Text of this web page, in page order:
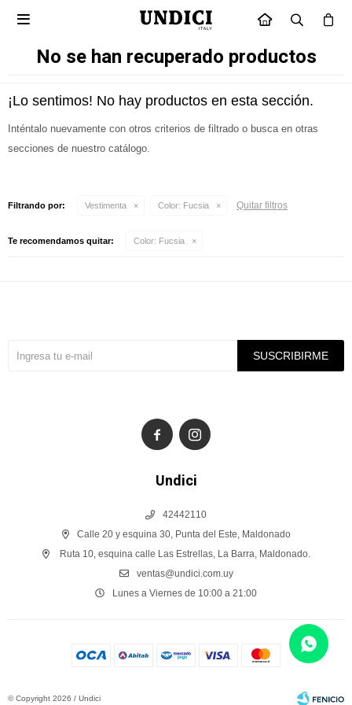
INICIO

No se han recuperado productos
¡Lo sentimos! No hay productos en esta sección.
Inténtalo nuevamente con otros criterios de filtrado o busca en otras
secciones de nuestro catálogo.
Filtrando por: Vestimenta Color: Fucsia Quitar filtros
Te recomendamos quitar: Color: Fucsia
Undici
42442110
Calle 20 y esquina 30, Punta del Este, Maldonado
Ruta 10, esquina calle Las Estrellas, La Barra, Maldonado.
ventas@undici.com.uy
Lunes a Viernes de 10:00 a 21:00
SUSCRIBIRME
 
© Copyright 2026 / Undici